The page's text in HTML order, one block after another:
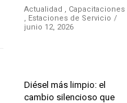
Actualidad , Capacitaciones
, Estaciones de Servicio
junio 12, 2026
Diésel más limpio: el
cambio silencioso que